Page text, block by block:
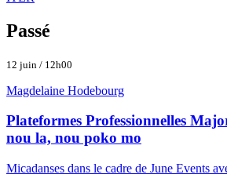
Passé
12 juin / 12h00
Magdelaine Hodebourg
Plateformes Professionnelles
nou la, nou poko mo
Micadanses dans le cadre de June Events